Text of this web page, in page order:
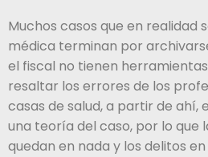
Muchos casos que en realidad
médica terminan por
el fiscal no tienen
resaltar los errores de los
casas de salud, a partir de ahí,
una teoría del caso, por lo que
quedan en nada y los delitos